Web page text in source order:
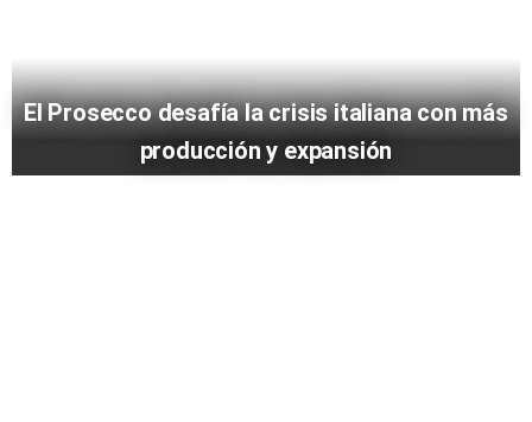
El Prosecco desafía la crisis italiana con más
producción y expansión